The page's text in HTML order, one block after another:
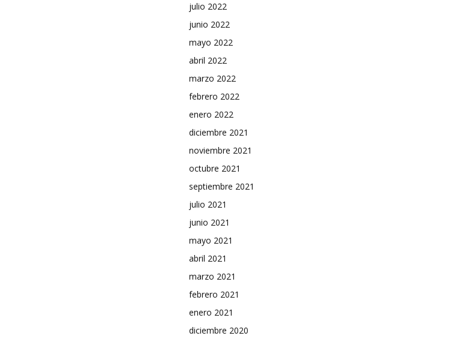
julio 2022
junio 2022
mayo 2022
abril 2022
marzo 2022
febrero 2022
enero 2022
diciembre 2021
noviembre 2021
octubre 2021
septiembre 2021
julio 2021
junio 2021
mayo 2021
abril 2021
marzo 2021
febrero 2021
enero 2021
diciembre 2020